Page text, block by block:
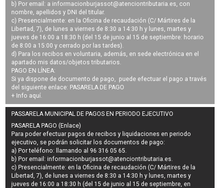
b) Por email: a informacionburjassot@atenciontributaria.es, con
nombre, apellidos y DNI del titular.
c) Presencialmente: en la Oficina de recaudación (C/ Mártires de la
Libertad, 7), de lunes a viernes de 8:30 a 14:30 h y lunes, martes y
jueves de 16:00 a 18:30 h (del 15 de junio al 15 de septiembre: horario
de 8:00 a 15:00 y cerrado por las tardes).
d) Para los recibos en voluntaria, además, en sede electrónica en el
apartado mis datos/objetos tributarios.
PAGO EN LÍNEA:
Si ya dispone de documento de pago, puede efectuar el pago a través
del siguiente enlace: PASARELA DE PAGO
+ Info aquí.
PASSARELA MUNICIPAL DE PAGOS EN PERIODO EJECUTIVO
PASARELA PAGO (Enlace)
Para poder efectuar pagos derecibos y liquidaciones en periodo
ejecutivo , se podrán solicitar los documentos de pago:
a) Por teléfono: llamando al 96 316 05 65.
b) Por email:informacionburjassot@atenciontributaria.es
c) Presencialmente: en la Oficina de recaudación (C/ Mártires de la
Libertad, 7), de lunes a viernes de 8:30 a 14:30 h y lunes, martes y
jueves de 16:00 a 18:30 h (del 15 de junio al 15 de septiembre, en